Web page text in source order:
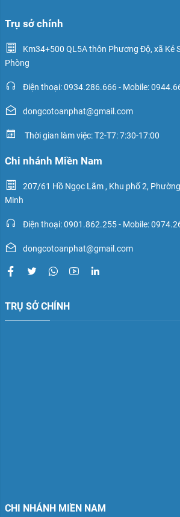
Trụ sở chính
Km34+500 QL5A thôn Phương Độ, xã Kẻ
Phòng
Điện thoại: 0934.286.666 - Mobile:
dongcotoanphat@gmail.com
Thời gian làm việc: T2-T7: 7:30-17:00
Chi nhánh Miền Nam
207/61 Hồ Ngọc Lãm , Khu phố 2,
Minh
Điện thoại: 0901.862.255 - Mobile:
dongcotoanphat@gmail.com
TRỤ SỞ CHÍNH
CHI NHÁNH MIỀN NAM